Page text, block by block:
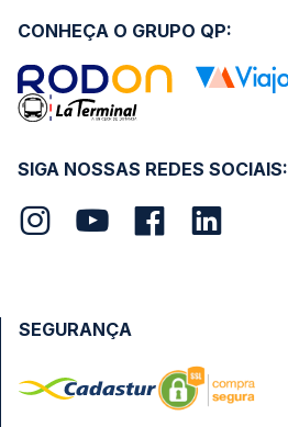
SIGA NOSSAS REDES SOCIAIS:
CONHEÇA O GRUPO QP:
SEGURANÇA